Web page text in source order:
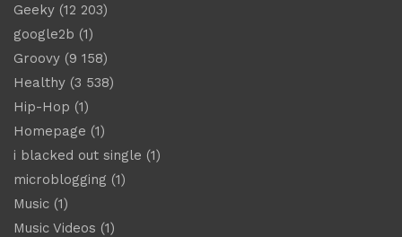
Geeky (12 203)
google2b (1)
Groovy (9 158)
Healthy (3 538)
Hip-Hop (1)
Homepage (1)
i blacked out single (1)
microblogging (1)
Music (1)
Music Videos (1)